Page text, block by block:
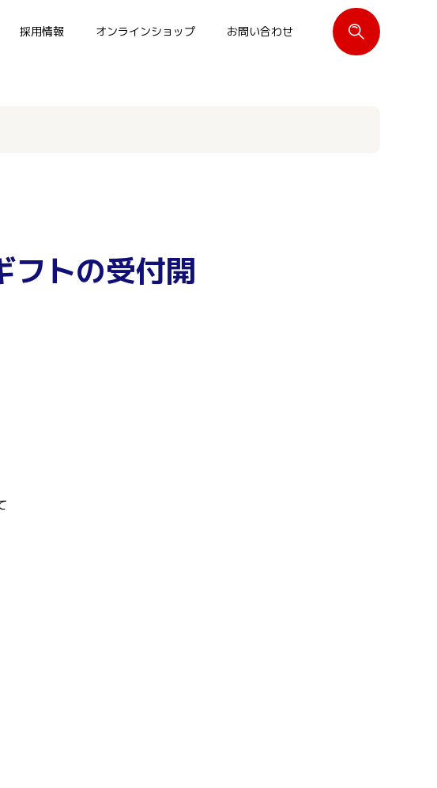
採用情報 オンラインショップ お問い合わせ
フトの受付開